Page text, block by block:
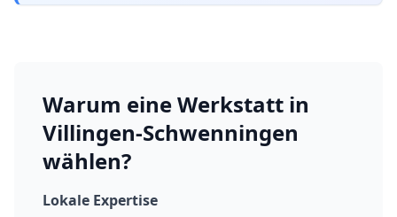
Warum eine Werkstatt in
Villingen-Schwenningen
wählen?
Lokale Expertise